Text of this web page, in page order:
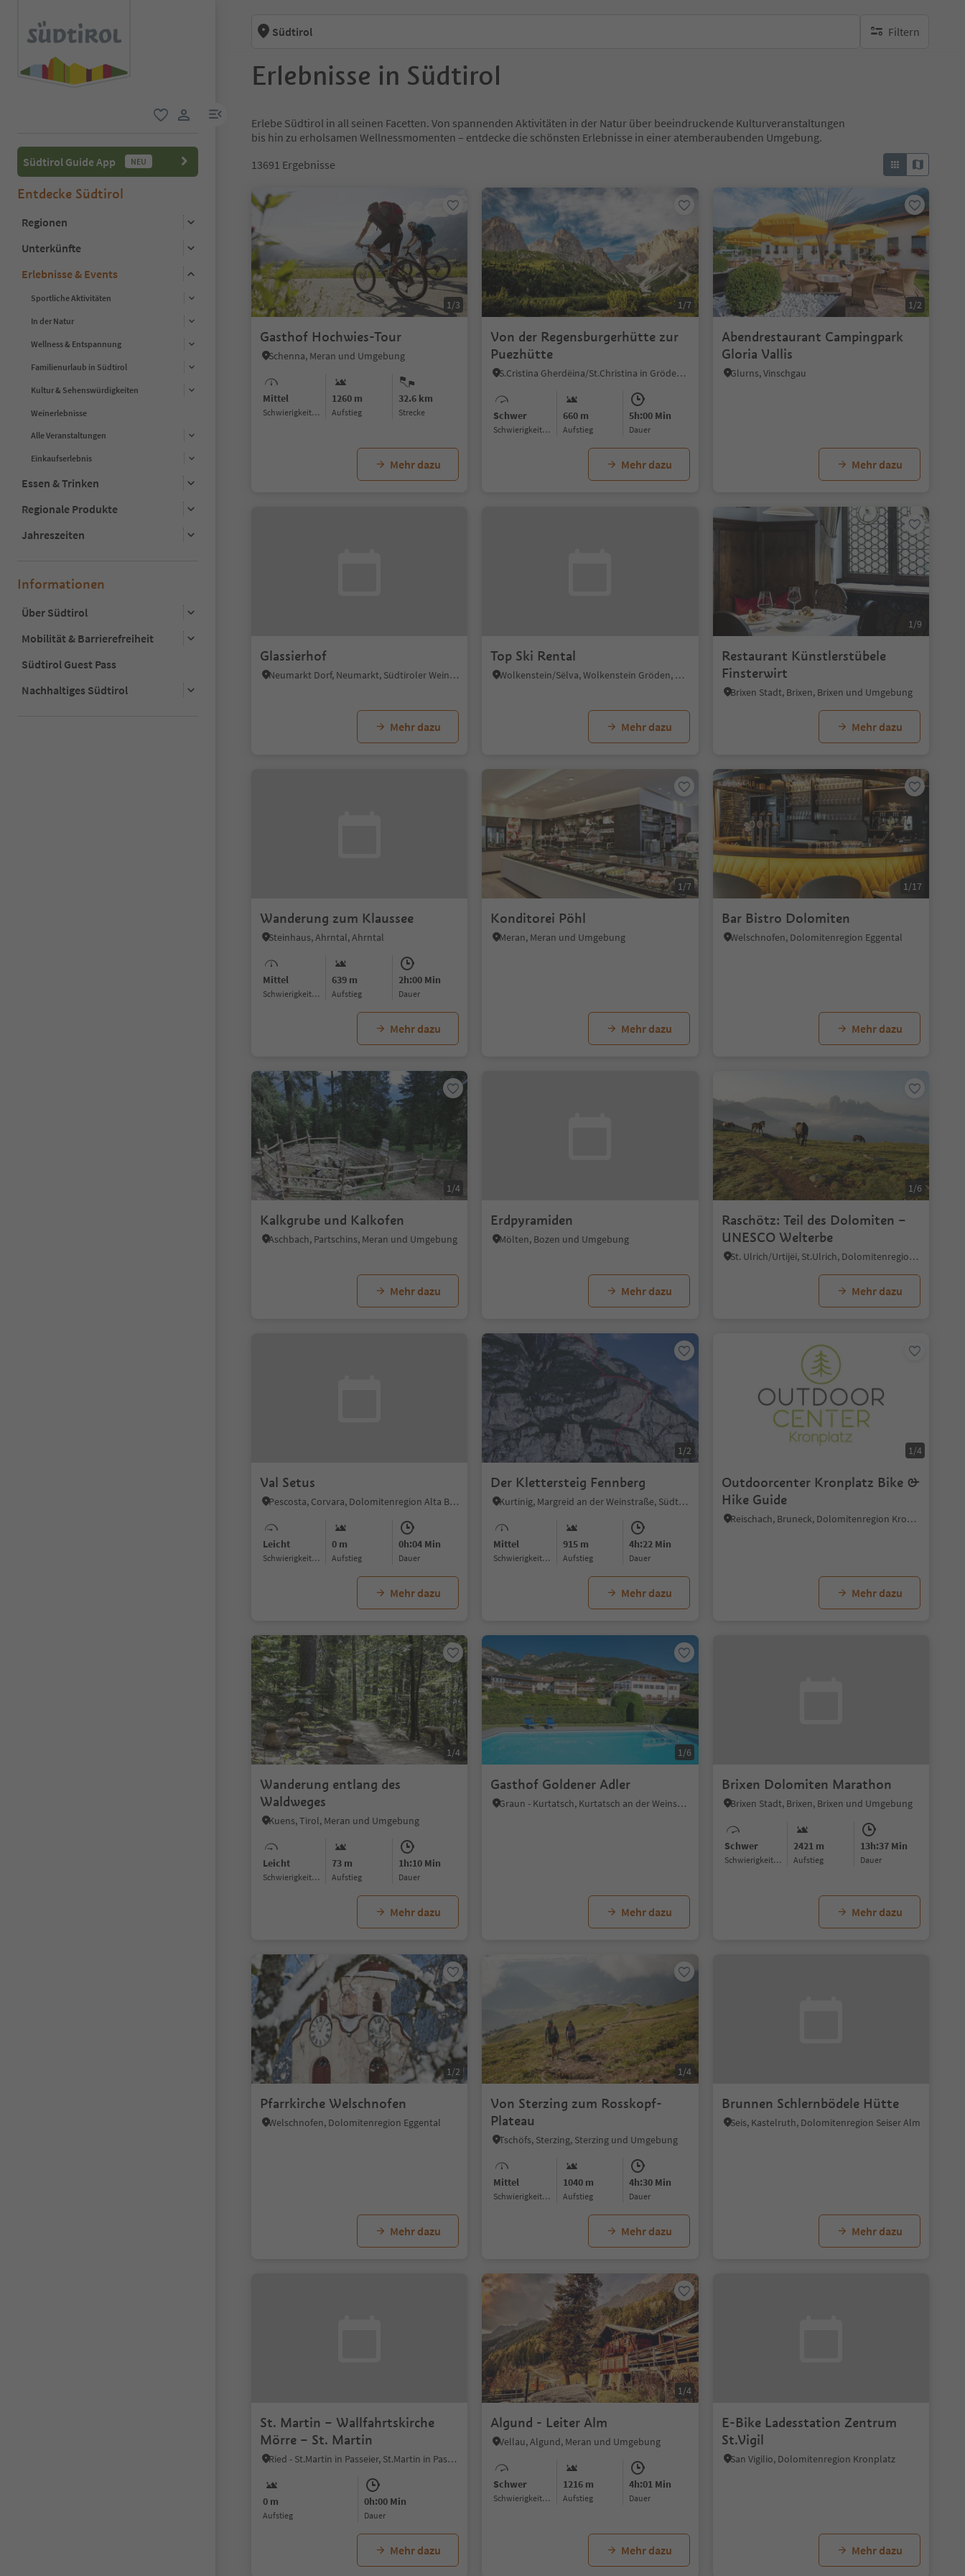
menu link
Südtirol Guide App NEU
Entdecke Südtirol
Regionen
Unterkünfte
Erlebnisse & Events
Sportliche Aktivitäten
In der Natur
Wellness & Entspannung
Familienurlaub in Südtirol
Kultur & Sehenswürdigkeiten
Weinerlebnisse
Alle Veranstaltungen
Einkaufserlebnis
Essen & Trinken
Regionale Produkte
Jahreszeiten
Informationen
Über Südtirol
Mobilität & Barrierefreiheit
Südtirol Guest Pass
Nachhaltiges Südtirol
Südtirol Filtern
keine aktiven Filte
Erlebnisse in Südtirol
Erlebe Südtirol in all seinen Facetten. Von spannenden Aktivitäten in der Natur über beeindruckende Kulturveranstaltungen
bis hin zu erholsamen Wellnessmomenten – entdecke die schönsten Erlebnisse in einer atemberaubenden Umgebung.
13691 Ergebnisse
1/3
Gasthof Hochwies-Tour
Schenna, Meran und Umgebung
Mittel
Schwierigkeitsgrad
1260 m
Aufstieg
32.6 km
Strecke
Mehr dazu
1/7
Von der Regensburgerhütte zur
Puezhütte
S.Cristina Gherdëina/St.Christina in Gröden, St.Christina in Gröden, Dolomitenregion Gröden
Schwer
Schwierigkeitsgrad
660 m
Aufstieg
5h:00 Min
Dauer
Mehr dazu
1/2
Abendrestaurant Campingpark
Gloria Vallis
Glurns, Vinschgau
Mehr dazu
Glassierhof
Neumarkt Dorf, Neumarkt, Südtiroler Weinstraße
Mehr dazu
Top Ski Rental
Wolkenstein/Sëlva, Wolkenstein Gröden, Dolomitenregion Gröden
Mehr dazu
1/9
Restaurant Künstlerstübele
Finsterwirt
Brixen Stadt, Brixen, Brixen und Umgebung
Mehr dazu
Wanderung zum Klaussee
Steinhaus, Ahrntal, Ahrntal
Mittel
Schwierigkeitsgrad
639 m
Aufstieg
2h:00 Min
Dauer
Mehr dazu
1/7
Konditorei Pöhl
Meran, Meran und Umgebung
Mehr dazu
1/17
Bar Bistro Dolomiten
Welschnofen, Dolomitenregion Eggental
Mehr dazu
1/4
Kalkgrube und Kalkofen
Aschbach, Partschins, Meran und Umgebung
Mehr dazu
Erdpyramiden
Mölten, Bozen und Umgebung
Mehr dazu
1/6
Raschötz: Teil des Dolomiten –
UNESCO Welterbe
St. Ulrich/Urtijëi, St.Ulrich, Dolomitenregion Gröden
Mehr dazu
Val Setus
Pescosta, Corvara, Dolomitenregion Alta Badia
Leicht
Schwierigkeitsgrad
0 m
Aufstieg
0h:04 Min
Dauer
Mehr dazu
1/2
Der Klettersteig Fennberg
Kurtinig, Margreid an der Weinstraße, Südtiroler Weinstraße
Mittel
Schwierigkeitsgrad
915 m
Aufstieg
4h:22 Min
Dauer
Mehr dazu
1/4
Outdoorcenter Kronplatz Bike &
Hike Guide
Reischach, Bruneck, Dolomitenregion Kronplatz
Mehr dazu
1/4
Wanderung entlang des
Waldweges
Kuens, Tirol, Meran und Umgebung
Leicht
Schwierigkeitsgrad
73 m
Aufstieg
1h:10 Min
Dauer
Mehr dazu
1/6
Gasthof Goldener Adler
Graun - Kurtatsch, Kurtatsch an der Weinstraße, Südtiroler Weinstraße
Mehr dazu
Brixen Dolomiten Marathon
Brixen Stadt, Brixen, Brixen und Umgebung
Schwer
Schwierigkeitsgrad
2421 m
Aufstieg
13h:37 Min
Dauer
Mehr dazu
1/2
Pfarrkirche Welschnofen
Welschnofen, Dolomitenregion Eggental
Mehr dazu
1/4
Von Sterzing zum Rosskopf-
Plateau
Tschöfs, Sterzing, Sterzing und Umgebung
Mittel
Schwierigkeitsgrad
1040 m
Aufstieg
4h:30 Min
Dauer
Mehr dazu
Brunnen Schlernbödele Hütte
Seis, Kastelruth, Dolomitenregion Seiser Alm
Mehr dazu
St. Martin – Wallfahrtskirche
Mörre – St. Martin
Ried - St.Martin in Passeier, St.Martin in Passeier, Meran und Umgebung
0 m
Aufstieg
0h:00 Min
Dauer
Mehr dazu
1/4
Algund - Leiter Alm
Vellau, Algund, Meran und Umgebung
Schwer
Schwierigkeitsgrad
1216 m
Aufstieg
4h:01 Min
Dauer
Mehr dazu
E-Bike Ladesstation Zentrum
St.Vigil
San Vigilio, Dolomitenregion Kronplatz
Mehr dazu